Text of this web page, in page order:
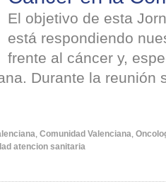
El objetivo de esta
está respondiendo
frente al cáncer y,
Durante la reunión
, Comunidad Valenciana,
atencion sanitaria